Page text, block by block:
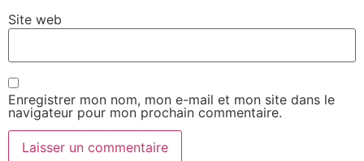
Site web
Enregistrer mon nom, mon e-mail et mon site dans le
navigateur pour mon prochain commentaire.